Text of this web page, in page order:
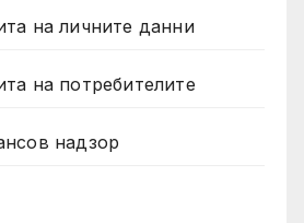
на личните данни
на потребителите
надзор